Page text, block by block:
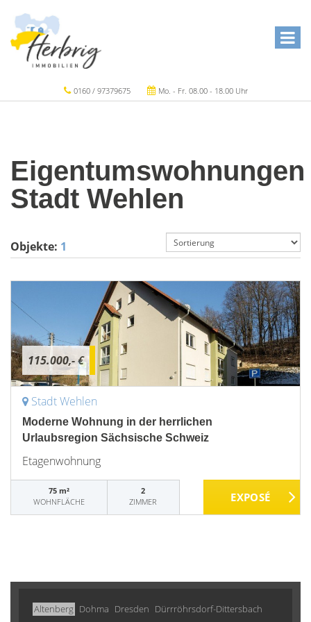
0160 / 97379675 Mo. - Fr. 08.00 - 18.00 Uhr
Eigentumswohnungen
Stadt Wehlen
Objekte: 1
115.000,- €
Stadt Wehlen
Moderne Wohnung in der herrlichen
Urlaubsregion Sächsische Schweiz
Etagenwohnung
75 m²
WOHNFLÄCHE
2
ZIMMER
Altenberg Dohma Dresden Dürrröhrsdorf-Dittersbach